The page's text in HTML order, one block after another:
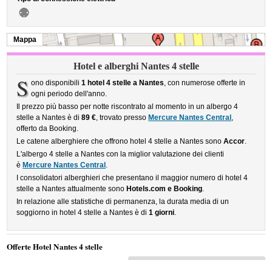
Mappa
Hotel e alberghi Nantes 4 stelle
S ono disponibili 1 hotel 4 stelle a Nantes, con numerose offerte in
ogni periodo dell'anno.
Il prezzo più basso per notte riscontrato al momento in un albergo 4
stelle a Nantes è di89 €, trovato presso Mercure Nantes Central ,
offerto da Booking.
Le catene alberghiere che offrono hotel 4 stelle a Nantes sonoAccor.
L'albergo 4 stelle a Nantes con la miglior valutazione dei clienti
è Mercure Nantes Central .
I consolidatori alberghieri che presentano il maggior numero di hotel 4
stelle a Nantes attualmente sono Hotels.com e Booking.
In relazione alle statistiche di permanenza, la durata media di un
soggiorno in hotel 4 stelle a Nantes è di1 giorni.
Offerte Hotel Nantes 4 stelle